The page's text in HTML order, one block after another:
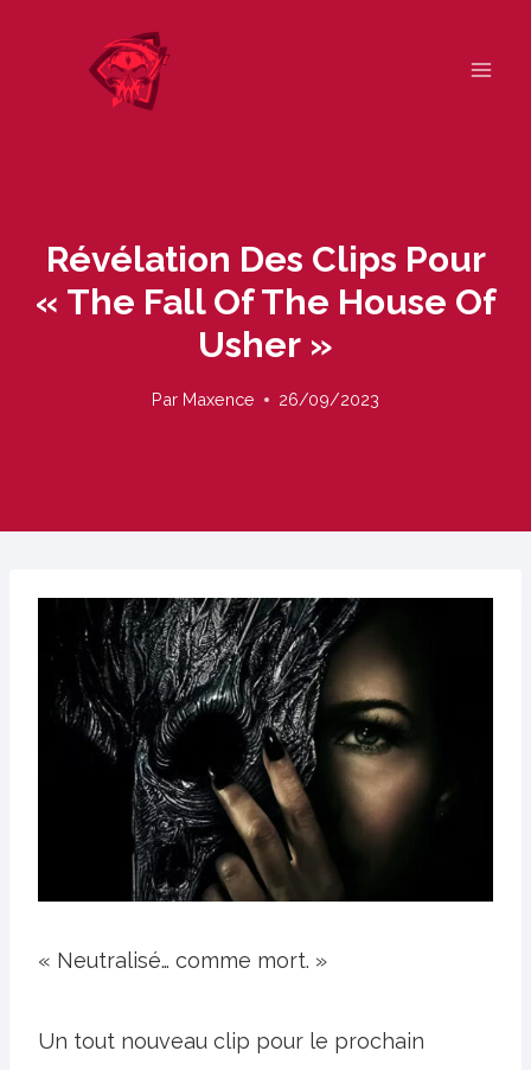
Révélation Des Clips Pour
« The Fall Of The House Of
Usher »
Par Maxence 26/09/2023
« Neutralisé… comme mort. »
Un tout nouveau clip pour le prochain